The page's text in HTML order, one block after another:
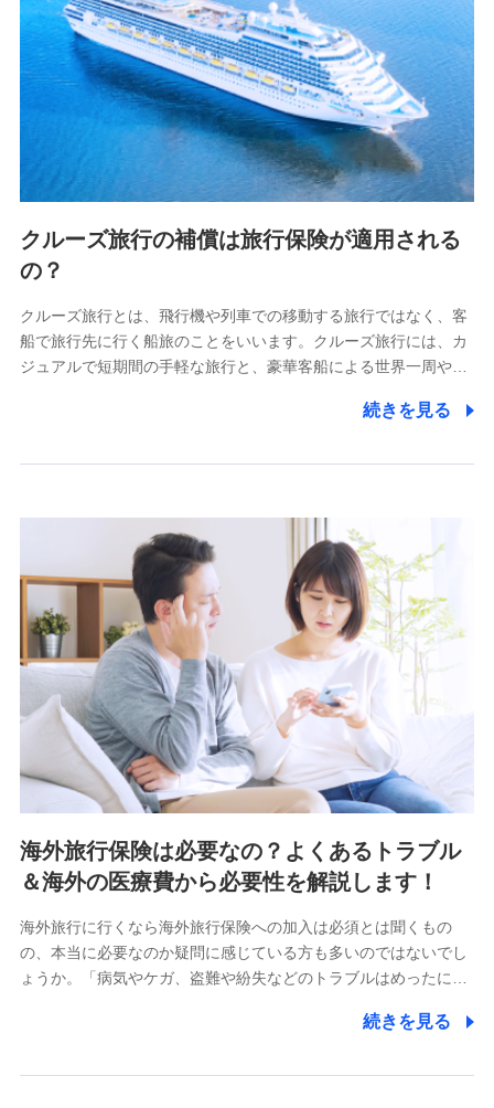
クルーズ旅行の補償は旅行保険が適用される
の？
クルーズ旅行とは、飛行機や列車での移動する旅行ではなく、客
船で旅行先に行く船旅のことをいいます。クルーズ旅行には、カ
ジュアルで短期間の手軽な旅行と、豪華客船による世界一周や…
続きを見る
海外旅行保険は必要なの？よくあるトラブル
＆海外の医療費から必要性を解説します！
海外旅行に行くなら海外旅行保険への加入は必須とは聞くもの
の、本当に必要なのか疑問に感じている方も多いのではないでし
ょうか。「病気やケガ、盗難や紛失などのトラブルはめったに…
続きを見る